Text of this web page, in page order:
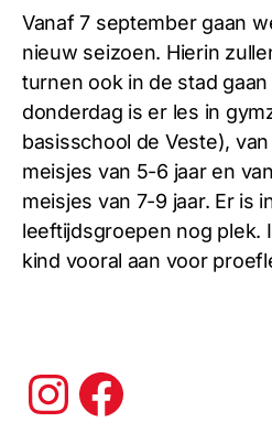
Vanaf 7 september gaan
nieuw seizoen. Hierin
turnen ook in de stad
donderdag is er les in
basisschool de Veste), van
meisjes van 5-6 jaar en van
meisjes van 7-9 jaar. Er is
leeftijdsgroepen nog plek.
kind vooral aan voor
Instagram